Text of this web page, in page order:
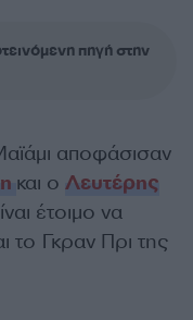
πηγή στην
αποφάσισαν
και ο Λευτέρης
έτοιμο να
το Γκραν Πρι της